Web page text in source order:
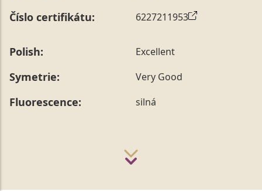
Číslo certifikátu: 6227211953
Polish: Excellent
Symetrie: Very Good
Fluorescence: silná